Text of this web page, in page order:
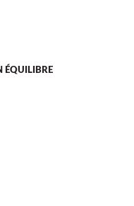
ÉQUILIBRE